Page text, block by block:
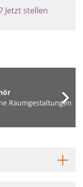
Jetzt stellen
Raumgestaltungen